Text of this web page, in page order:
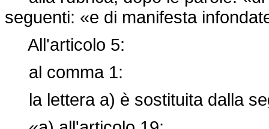
seguenti: «e di manifesta
All'articolo 5:
al comma 1:
la lettera a) è sostituita dalla